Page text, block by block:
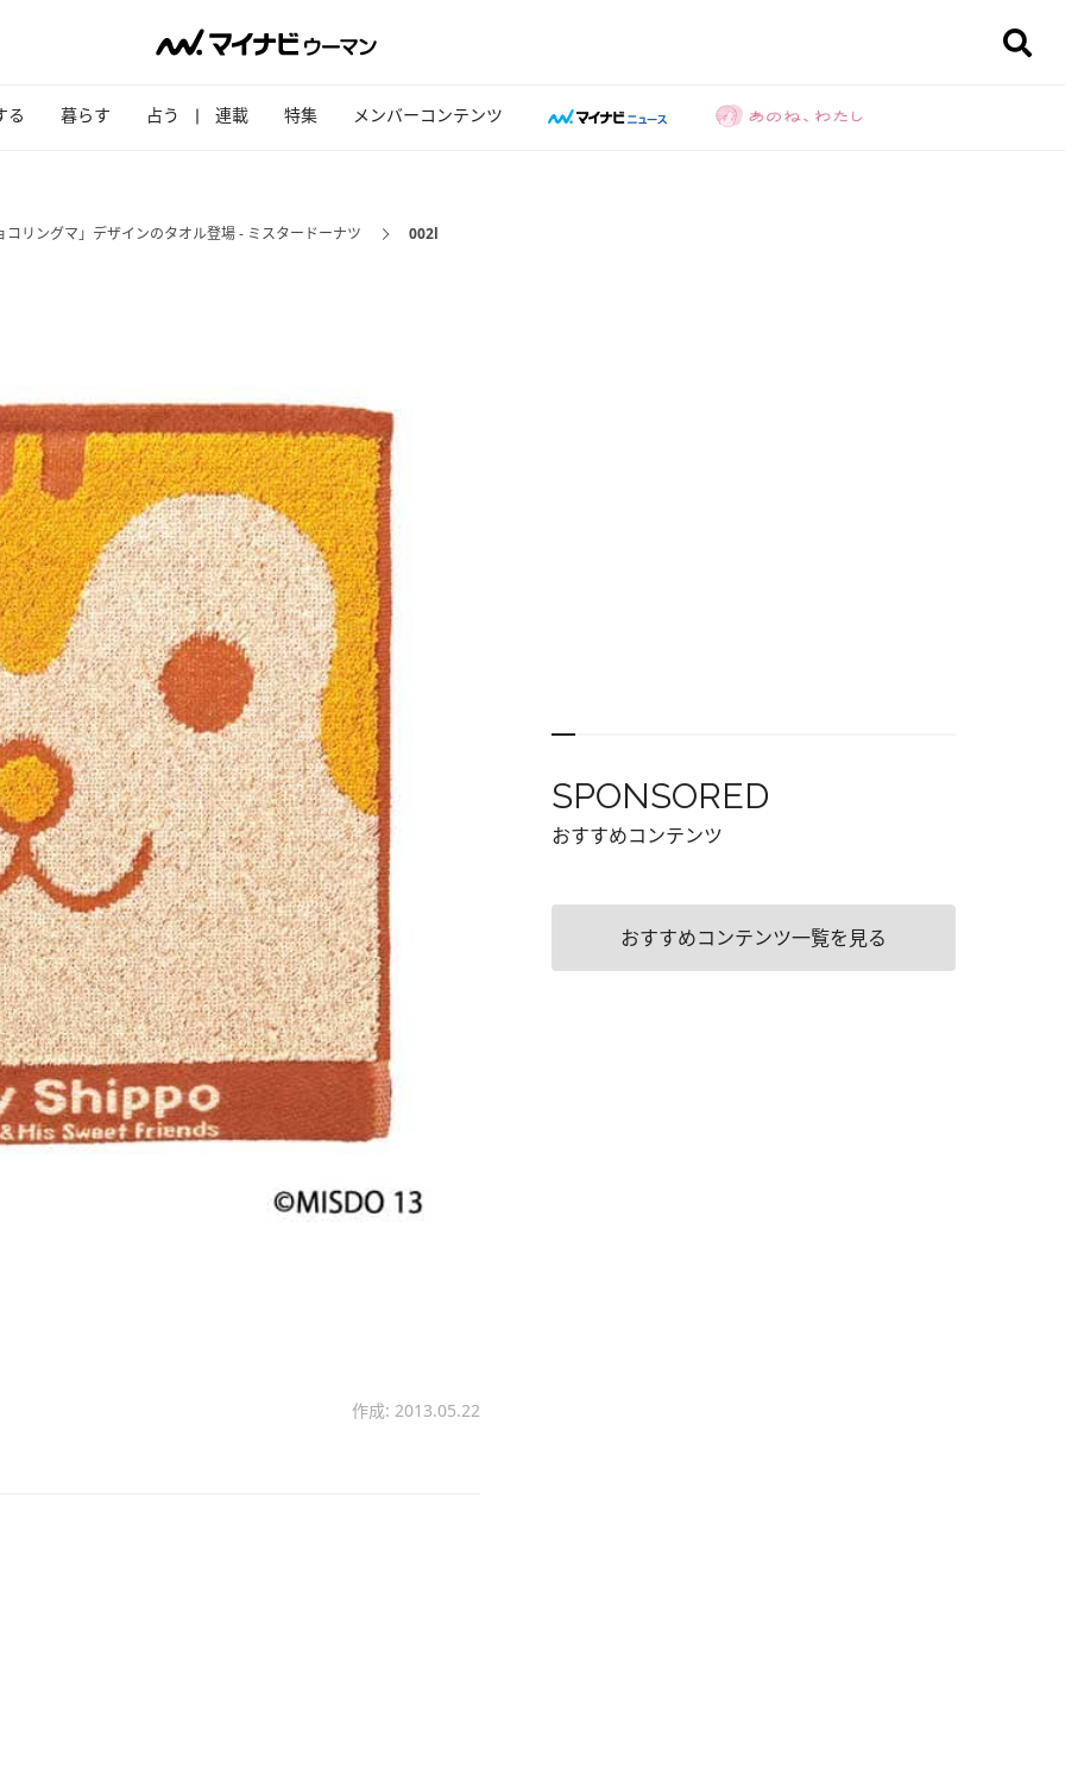
る 暮らす 占う 連載 特集 メンバーコンテンツ
リングマ」デザインのタオル登場 - ミスタードーナツ 002l
作成: 2013.05.22
SPONSORED
おすすめコンテンツ
おすすめコンテンツ一覧を見る